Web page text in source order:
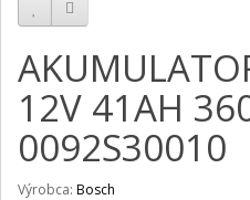
12V 41AH
0092S30010
Výrobca: Bosch